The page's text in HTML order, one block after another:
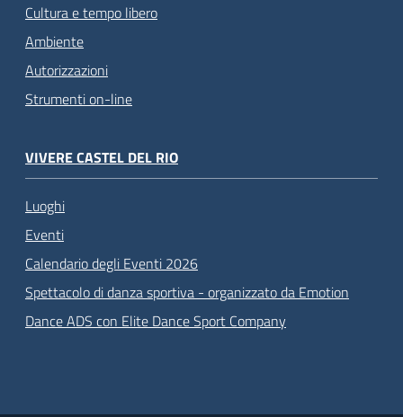
Cultura e tempo libero
Ambiente
Autorizzazioni
Strumenti on-line
VIVERE CASTEL DEL RIO
Luoghi
Eventi
Calendario degli Eventi 2026
Spettacolo di danza sportiva - organizzato da Emotion
Dance ADS con Elite Dance Sport Company